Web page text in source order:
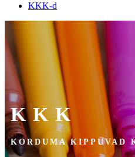
KKK-d
KKK
KORDUMA KIPPUVAD